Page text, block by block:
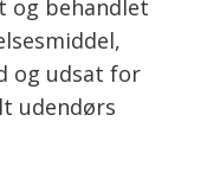
behandlet
og udsat for
udendørs